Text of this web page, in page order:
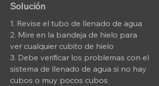
Solución
1. Revise el tubo de llenado de agua
2. Mire en la bandeja de hielo para
ver cualquier cubito de hielo
3. Debe verificar los problemas con el
sistema de llenado de agua si no hay
cubos o muy pocos cubos